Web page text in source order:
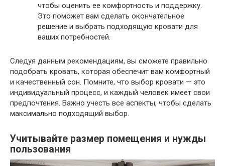
чтобы оценить ее комфортность и поддержку.
Это поможет вам сделать окончательное
решение и выбрать подходящую кровати для
ваших потребностей.
Следуя данным рекомендациям, вы сможете правильно
подобрать кровать, которая обеспечит вам комфортный
и качественный сон. Помните, что выбор кровати — это
индивидуальный процесс, и каждый человек имеет свои
предпочтения. Важно учесть все аспекты, чтобы сделать
максимально подходящий выбор.
Учитывайте размер помещения и нужды
пользования